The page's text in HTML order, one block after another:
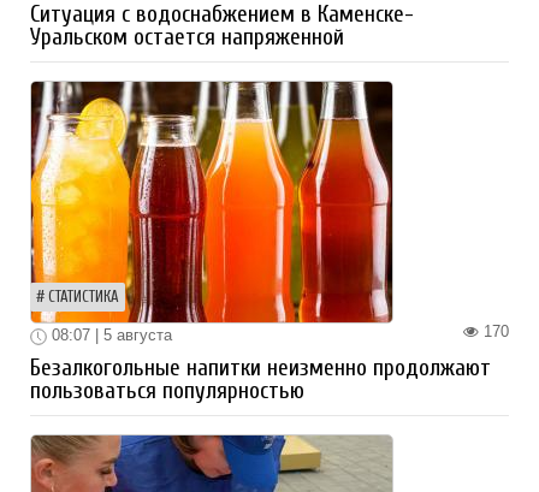
Ситуация с водоснабжением в Каменске-
Уральском остается напряженной
СТАТИСТИКА
170
08:07 | 5 августа
Безалкогольные напитки неизменно продолжают
пользоваться популярностью